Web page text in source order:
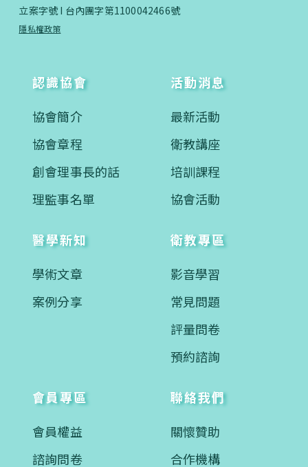
立案字號 I 台內團字第1100042466號
隱私權政策
認識協會
協會簡介
協會章程
創會理事長的話
理監事名單
活動消息
最新活動
衛教講座
培訓課程
協會活動
醫學新知
學術文章
案例分享
衛教專區
影音學習
常見問題
評量問卷
預約諮詢
會員專區
會員權益
諮詢問卷
聯絡我們
關懷贊助
合作機構